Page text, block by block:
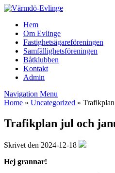
Hem
Om Evlinge
Fastighetsägareföreningen
Samfällighetsföreningen
Båtklubben
Kontakt
Admin
Navigation Menu
Home » Uncategorized »
Trafikplan jul och
Skrivet den 2024-12-18
Hej grannar!